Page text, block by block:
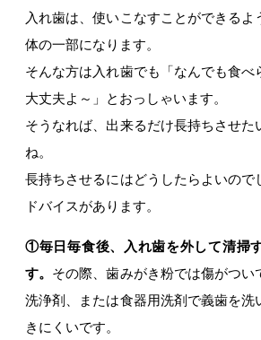
入れ歯は、使いこなすことができるよ
体の一部になります。
そんな方は入れ歯でも「なんでも食べ
大丈夫よ～」とおっしゃいます。
そうなれば、出来るだけ長持ちさせた
ね。
長持ちさせるにはどうしたらよいので
ドバイスがあります。
①毎日毎食後、入れ歯を外して清掃
す。 その際、歯みがき粉では傷がつい
洗浄剤、または食器用洗剤で義歯を洗
きにくいです。